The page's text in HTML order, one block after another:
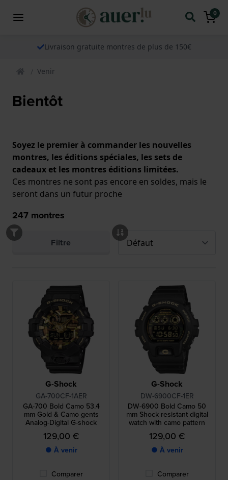
0
Livraison gratuite montres de plus de 150€
Venir
Bientôt
Soyez le premier à commander les nouvelles
montres, les éditions spéciales, les sets de
cadeaux et les montres éditions limitées.
Ces montres ne sont pas encore en soldes, mais le
seront dans un futur proche
247 montres
Filtre
G-Shock
GA-700CF-1AER
GA-700 Bold Camo 53.4
mm Gold & Camo gents
Analog-Digital G-shock
129,00 €
● À venir
Comparer
G-Shock
DW-6900CF-1ER
DW-6900 Bold Camo 50
mm Shock resistant digital
watch with camo pattern
129,00 €
● À venir
Comparer